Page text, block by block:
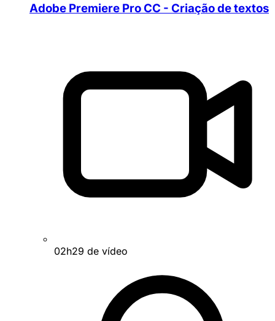
Adobe Premiere Pro CC - Criação de textos
02h29 de vídeo